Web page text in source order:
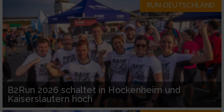
RUN-DEUTSCHLAND
B2Run 2026 schaltet in Hockenheim und
Kaiserslautern hoch